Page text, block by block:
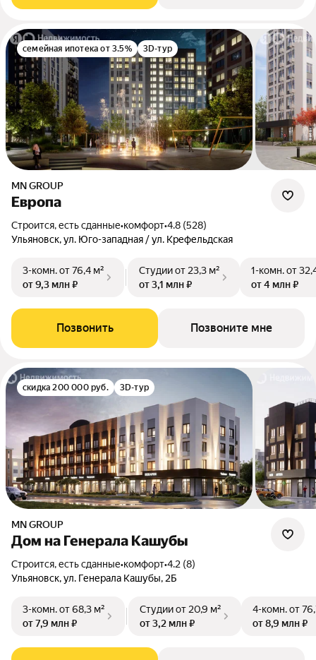
семейная ипотека от 3.5% 3D-тур
MN GROUP
Европа
Строится, есть сданные•комфорт•4.8 (528)
Ульяновск, ул. Юго-западная / ул. Крефельдская
3-комн.от 76,4 м²
от 9,3 млн ₽
Студииот 23,3 м²
от 3,1 млн ₽
1-комн.от
от 4 млн ₽
Позвонить Позвоните мне
скидка 200 000 руб. 3D-тур
MN GROUP
Дом на Генерала Кашубы
Строится, есть сданные•комфорт•4.2 (8)
Ульяновск, ул. Генерала Кашубы, 2Б
3-комн.от 68,3 м²
от 7,9 млн ₽
Студииот 20,9 м²
от 3,2 млн ₽
4-комн.от
от 8,9 млн ₽